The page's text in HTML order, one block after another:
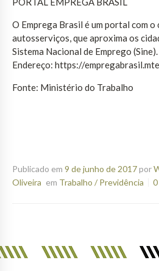
O Emprega Brasil é um portal com o
autosserviços, que aproxima os
Sistema Nacional de Emprego (Sine).
Endereço: https://
Fonte: Ministério do Trabalho
Publicado em 9 de junho de 2017por
Oliveira em Trabalho / Previdência